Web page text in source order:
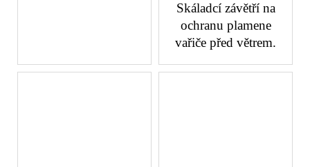
Skáladcí závětří na
ochranu plamene
vařiče před větrem.